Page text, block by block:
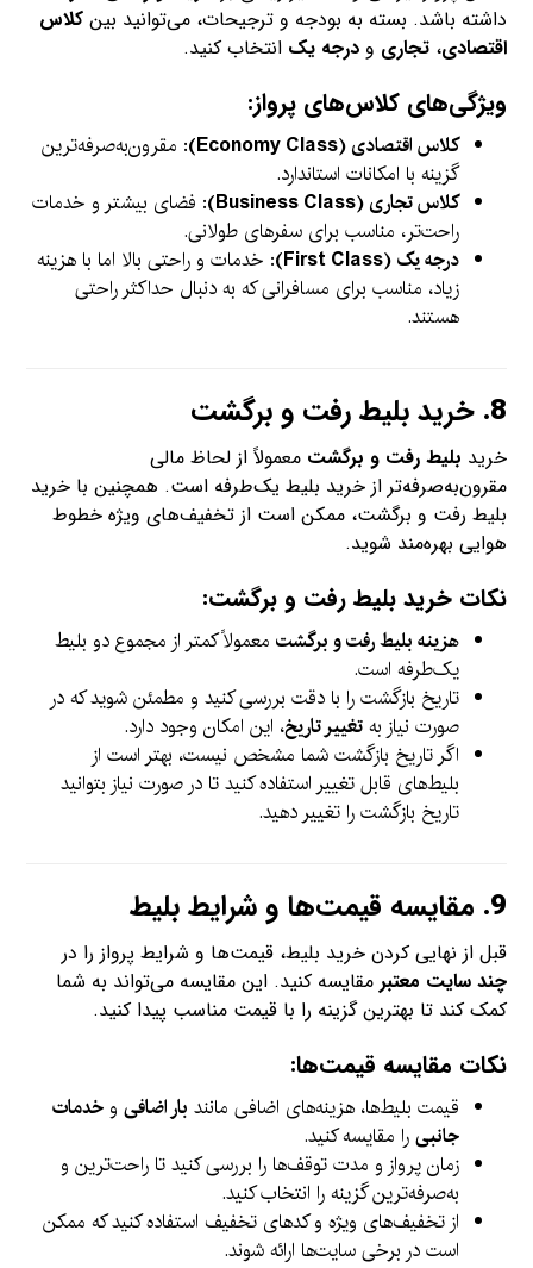
داشته باشد. بسته به بودجه و ترجیحات، می‌توانید بینکلاس
اقتصادی،تجاری ودرجه یک انتخاب کنید.
ویژگی‌های کلاس‌های پرواز:
کلاس اقتصادی (Economy Class)
: مقرون‌به‌صرفه‌ترین
گزینه با امکانات استاندارد.
کلاس تجاری (Business Class)
: فضای بیشتر و خدمات
راحت‌تر، مناسب برای سفرهای طولانی.
درجه یک (First Class)
: خدمات و راحتی بالا اما با هزینه
زیاد، مناسب برای مسافرانی که به دنبال حداکثر راحتی
هستند.
8. خرید بلیط رفت و برگشت
خرید بلیط رفت و برگشت معمولاً از لحاظ مالی
مقرون‌به‌صرفه‌تر از خرید بلیط یک‌طرفه است. همچنین با خرید
بلیط رفت و برگشت، ممکن است از تخفیف‌های ویژه خطوط
هوایی بهره‌مند شوید.
نکات خرید بلیط رفت و برگشت:
هزینه بلیط رفت و برگشت معمولاً کمتر از مجموع دو بلیط
یک‌طرفه است.
تاریخ بازگشت را با دقت بررسی کنید و مطمئن شوید که در
صورت نیاز بهتغییر تاریخ، این امکان وجود دارد.
اگر تاریخ بازگشت شما مشخص نیست، بهتر است از
بلیط‌های قابل تغییر استفاده کنید تا در صورت نیاز بتوانید
تاریخ بازگشت را تغییر دهید.
9. مقایسه قیمت‌ها و شرایط بلیط
قبل از نهایی کردن خرید بلیط، قیمت‌ها و شرایط پرواز را در
چند سایت معتبر مقایسه کنید. این مقایسه می‌تواند به شما
کمک کند تا بهترین گزینه را با قیمت مناسب پیدا کنید.
نکات مقایسه قیمت‌ها:
قیمت بلیط‌ها، هزینه‌های اضافی مانند بار اضافی وخدمات
جانبیرا مقایسه کنید.
زمان پرواز و مدت توقف‌ها را بررسی کنید تا راحت‌ترین و
به‌صرفه‌ترین گزینه را انتخاب کنید.
از تخفیف‌های ویژه و کدهای تخفیف استفاده کنید که ممکن
است در برخی سایت‌ها ارائه شوند.